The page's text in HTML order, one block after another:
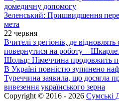
домедичну допомогу
Зеленський: Пришвидшення
мета
22 червня
Вчителі з регіонів, де
повернутися на роботу –
Шольц: Німеччина продовжить
В Україні повністю зупинено
Туреччина заявила, що досягла
вивезення українського зерна
Copyright © 2016 - 2026 Сумські